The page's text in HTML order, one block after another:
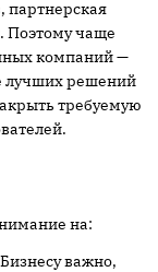
партнерская
Поэтому чаще
компаний —
лучших решений
требуемую
на:
важно,